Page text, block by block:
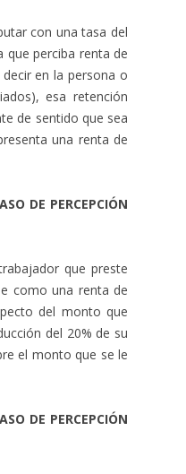
con una tasa del
que perciba renta de
en la persona o
esa retención
de sentido que sea
una renta de
DE PERCEPCIÓN
que preste
como una renta de
del monto que
del 20% de su
el monto que se le
DE PERCEPCIÓN